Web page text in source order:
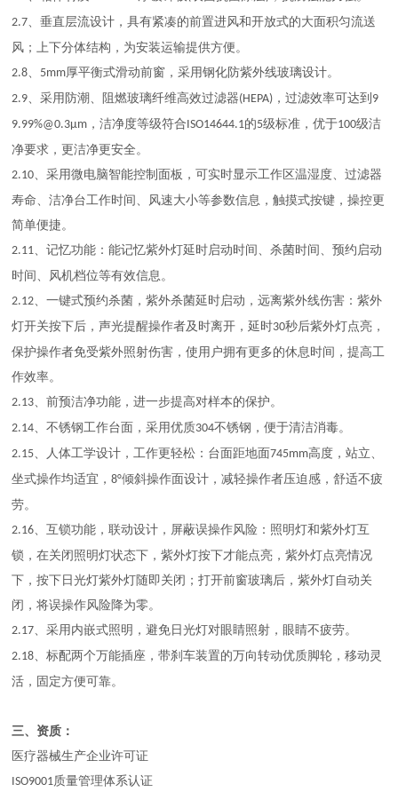
2.7、垂直层流设计，具有紧凑的前置进风和开放式的大面积匀流送
风；上下分体结构，为安装运输提供方便。
2.8、 5mm厚平衡式滑动前窗，采用钢化防紫外线玻璃设计。
2.9、采用防潮、阻燃玻璃纤维高效过滤器(HEPA) ，过滤效率可达到 9
9.99%@0.3μm ，洁净度等级符合ISO14644.1的5级标准，优于100级洁
净要求，更洁净更安全。
2.10、采用微电脑智能控制面板，可实时显示工作区温湿度、过滤器
寿命、洁净台工作时间、风速大小等参数信息，触摸式按键，操控更
简单便捷。
2.11、记忆功能：能记忆紫外灯延时启动时间、杀菌时间、预约启动
时间、风机档位等有效信息。
2.12、一键式预约杀菌，紫外杀菌延时启动，远离紫外线伤害：紫外
灯开关按下后，声光提醒操作者及时离开，延时30秒后紫外灯点亮，
保护操作者免受紫外照射伤害，使用户拥有更多的休息时间，提高工
作效率。
2.13、前预洁净功能，进一步提高对样本的保护。
2.14、不锈钢工作台面，采用优质304不锈钢，便于清洁消毒。
2.15、人体工学设计，工作更轻松：台面距地面745mm高度，站立、
坐式操作均适宜，8°倾斜操作面设计，减轻操作者压迫感，舒适不疲
劳。
2.16、互锁功能，联动设计，屏蔽误操作风险：照明灯和紫外灯互
锁，在关闭照明灯状态下，紫外灯按下才能点亮，紫外灯点亮情况
下，按下日光灯紫外灯随即关闭；打开前窗玻璃后，紫外灯自动关
闭，将误操作风险降为零。
2.17、采用内嵌式照明，避免日光灯对眼睛照射，眼睛不疲劳。
2.18、标配两个万能插座，带刹车装置的万向转动优质脚轮，移动灵
活，固定方便可靠。
三、资质：
医疗器械生产企业许可证
ISO9001质量管理体系认证